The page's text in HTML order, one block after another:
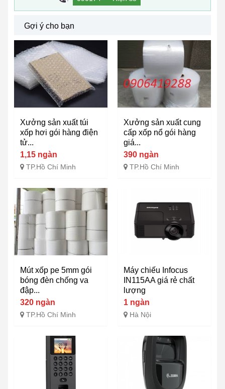
Gợi ý cho bạn
Xưởng sản xuất túi
xốp hơi gói hàng điện
tử...
1,15 ngàn
TP.Hồ Chí Minh
Xưởng sản xuất cung
cấp xốp nổ gói hàng
giá...
390 ngàn
TP.Hồ Chí Minh
Mút xốp pe 5mm gói
bóng đèn chống va
đập...
320 ngàn
TP.Hồ Chí Minh
Máy chiếu Infocus
IN115AA giá rẻ chất
lượng
1 ngàn
Hà Nội